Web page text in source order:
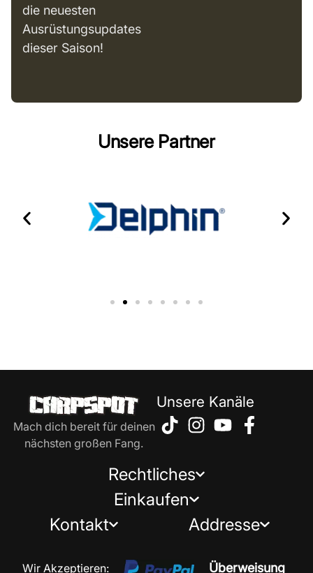
die neuesten
Ausrüstungsupdates
dieser Saison!
Unsere Partner
Mach dich bereit für deinen
nächsten großen Fang.
Unsere Kanäle
Rechtliches
Einkaufen
Kontakt
Addresse
Wir Akzeptieren: Überweisung